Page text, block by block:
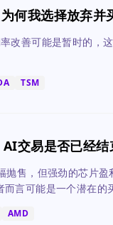
何我选择放弃并
改善可能是暂时的，
TSM
交易是否已经结
抛售，但强劲的芯片
言可能是一个潜在的
AMD